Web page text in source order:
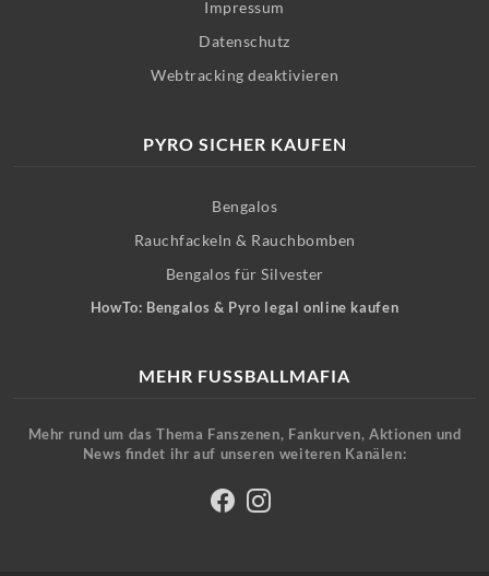
Impressum
Datenschutz
Webtracking deaktivieren
PYRO SICHER KAUFEN
Bengalos
Rauchfackeln & Rauchbomben
Bengalos für Silvester
HowTo: Bengalos & Pyro legal online kaufen
MEHR FUSSBALLMAFIA
Mehr rund um das Thema Fanszenen, Fankurven, Aktionen und
News findet ihr auf unseren weiteren Kanälen: